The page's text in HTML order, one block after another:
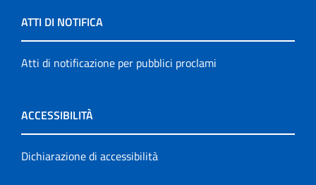
ATTI DI NOTIFICA
Atti di notificazione per pubblici proclami
ACCESSIBILITÀ
Dichiarazione di accessibilità